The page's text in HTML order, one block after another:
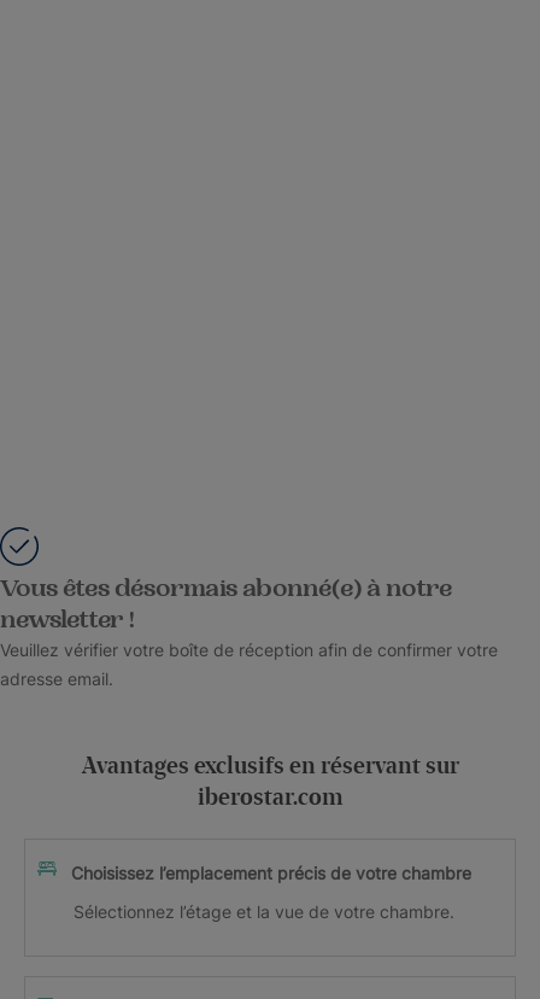
Vous êtes désormais abonné(e) à notre
newsletter !
Veuillez vérifier votre boîte de réception afin de confirmer votre
adresse email.
Avantages exclusifs en réservant sur
iberostar.com
Choisissez l’emplacement précis de votre chambre
Sélectionnez l’étage et la vue de votre chambre.